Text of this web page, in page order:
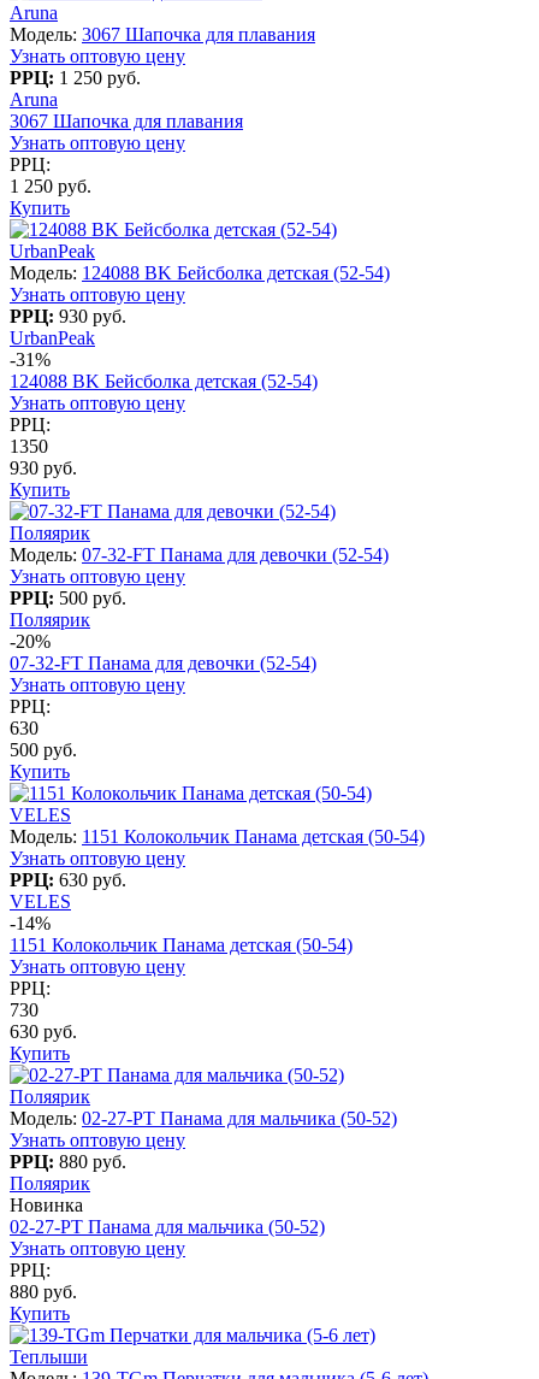
Aruna
Модель: 3067 Шапочка для плавания
Узнать оптовую цену
РРЦ: 1 250 руб.
Aruna
3067 Шапочка для плавания
Узнать оптовую цену
РРЦ:
1 250 руб.
Купить
UrbanPeak
Модель: 124088 BK Бейсболка детская (52-54)
Узнать оптовую цену
РРЦ: 930 руб.
UrbanPeak
-31%
124088 BK Бейсболка детская (52-54)
Узнать оптовую цену
РРЦ:
1350
930 руб.
Купить
Поляярик
Модель: 07-32-FT Панама для девочки (52-54)
Узнать оптовую цену
РРЦ: 500 руб.
Поляярик
-20%
07-32-FT Панама для девочки (52-54)
Узнать оптовую цену
РРЦ:
630
500 руб.
Купить
VELES
Модель: 1151 Колокольчик Панама детская (50-54)
Узнать оптовую цену
РРЦ: 630 руб.
VELES
-14%
1151 Колокольчик Панама детская (50-54)
Узнать оптовую цену
РРЦ:
730
630 руб.
Купить
Поляярик
Модель: 02-27-PT Панама для мальчика (50-52)
Узнать оптовую цену
РРЦ: 880 руб.
Поляярик
Новинка
02-27-PT Панама для мальчика (50-52)
Узнать оптовую цену
РРЦ:
880 руб.
Купить
Теплыши